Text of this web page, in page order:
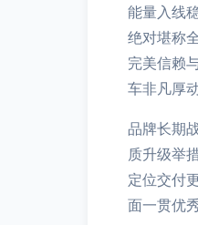
能量入线
绝对堪称
完美信赖
车非凡厚
品牌长期
质升级举
定位交付
面一贯优